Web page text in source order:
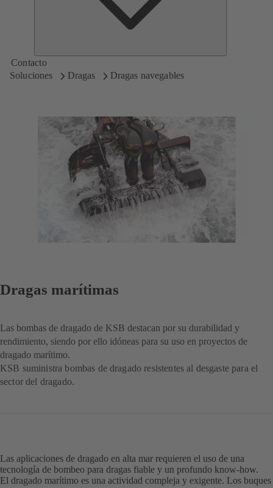
Contacto
Soluciones
Dragas Dragas navegables
Dragas marítimas
Las bombas de dragado de KSB destacan por su durabilidad y
rendimiento, siendo por ello idóneas para su uso en proyectos de
dragado marítimo.
KSB suministra bombas de dragado resistentes al desgaste para el
sector del dragado.
Las aplicaciones de dragado en alta mar requieren el uso de una
tecnología de bombeo para dragas fiable y un profundo know-how.
El dragado marítimo es una actividad compleja y exigente. Los buques